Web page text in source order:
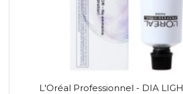
L'Oréal Professionnel - DIA